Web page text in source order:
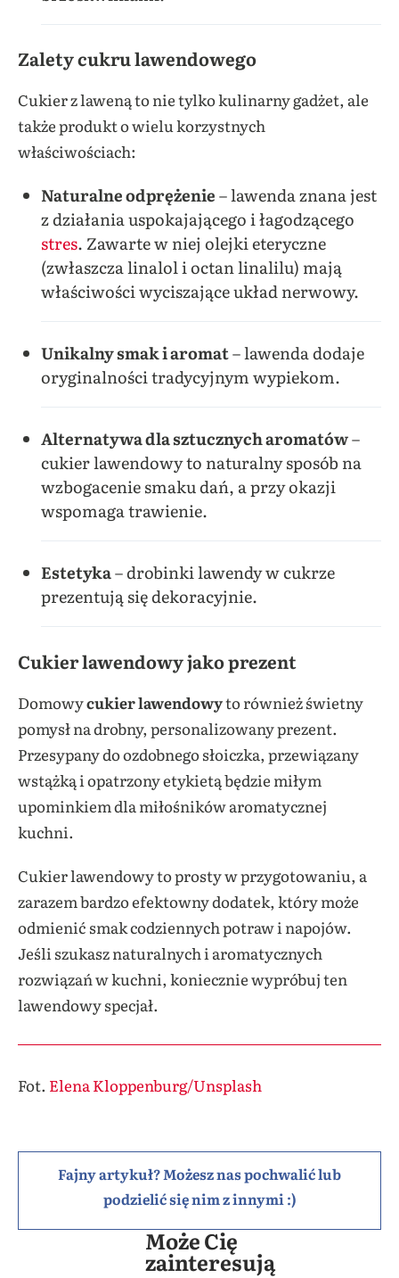
Zalety cukru lawendowego
Cukier z laweną to nie tylko kulinarny gadżet, ale
także produkt o wielu korzystnych
właściwościach:
Naturalne odprężenie– lawenda znana jest
z działania uspokajającego i łagodzącego
stres. Zawarte w niej olejki eteryczne
(zwłaszcza linalol i octan linalilu) mają
właściwości wyciszające układ nerwowy.
Unikalny smak i aromat– lawenda dodaje
oryginalności tradycyjnym wypiekom.
Alternatywa dla sztucznych aromatów–
cukier lawendowy to naturalny sposób na
wzbogacenie smaku dań, a przy okazji
wspomaga trawienie.
Estetyka– drobinki lawendy w cukrze
prezentują się dekoracyjnie.
Cukier lawendowy jako prezent
Domowycukier lawendowyto również świetny
pomysł na drobny, personalizowany prezent.
Przesypany do ozdobnego słoiczka, przewiązany
wstążką i opatrzony etykietą będzie miłym
upominkiem dla miłośników aromatycznej
kuchni.
Cukier lawendowy to prosty w przygotowaniu, a
zarazem bardzo efektowny dodatek, który może
odmienić smak codziennych potraw i napojów.
Jeśli szukasz naturalnych i aromatycznych
rozwiązań w kuchni, koniecznie wypróbuj ten
lawendowy specjał.
Fot. Elena Kloppenburg/Unsplash
Fajny artykuł? Możesz nas pochwalić lub
podzielić się nim z innymi :)
Może Cię
zainteresują